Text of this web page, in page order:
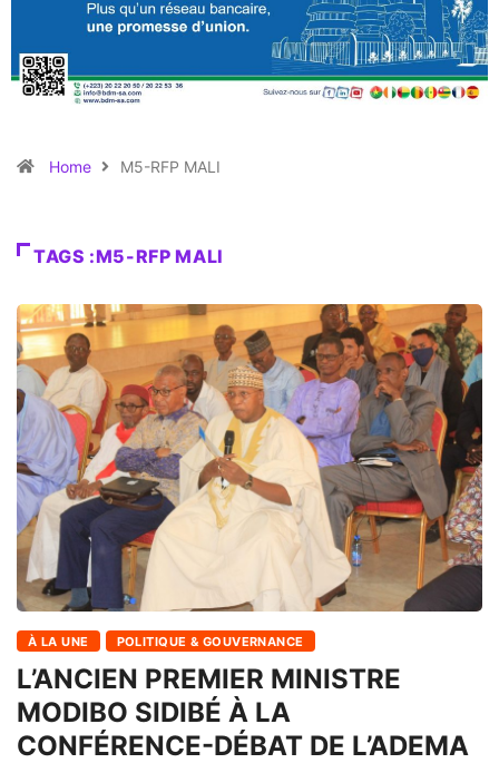
Home M5-RFP MALI
TAGS :M5-RFP MALI
À LA UNE POLITIQUE & GOUVERNANCE
L’ANCIEN PREMIER MINISTRE
MODIBO SIDIBÉ À LA
CONFÉRENCE-DÉBAT DE L’ADEMA